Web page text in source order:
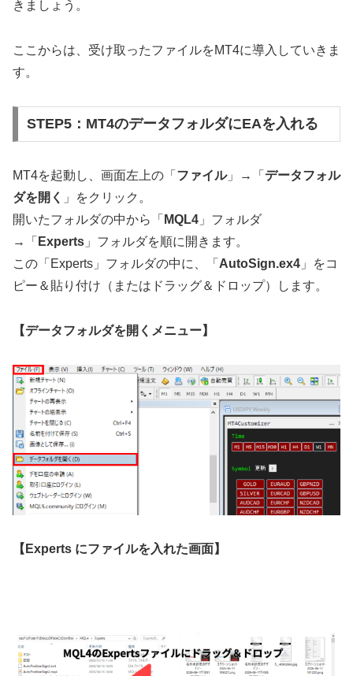
きましょう。
ここからは、受け取ったファイルをMT4に導入していきま
す。
STEP5：MT4のデータフォルダにEAを入れる
MT4を起動し、画面左上の「 ファイル」→「 データフォル
ダを開く
」をクリック。
開いたフォルダの中から「 MQL4 」フォルダ
→「 Experts 」フォルダを順に開きます。
この「Experts」フォルダの中に、「 AutoSign.ex4 」をコ
ピー＆貼り付け（またはドラッグ＆ドロップ）します。
【データフォルダを開くメニュー】
【Experts にファイルを入れた画面】